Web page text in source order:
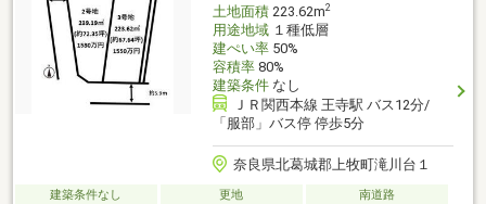
土地面積223.62m2
用途地域１種低層
建ぺい率50%
容積率80%
建築条件なし
ＪＲ関西本線 王寺駅 バス12分/
「服部」バス停 停歩5分
奈良県北葛城郡上牧町滝川台１
建築条件なし 更地
南道路